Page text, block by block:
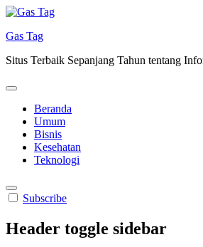
Skip
content
Gas Tag
Situs Terbaik Sepanjang Tahun tentang
Beranda
Umum
Bisnis
Kesehatan
Teknologi
Subscribe
Header toggle sidebar